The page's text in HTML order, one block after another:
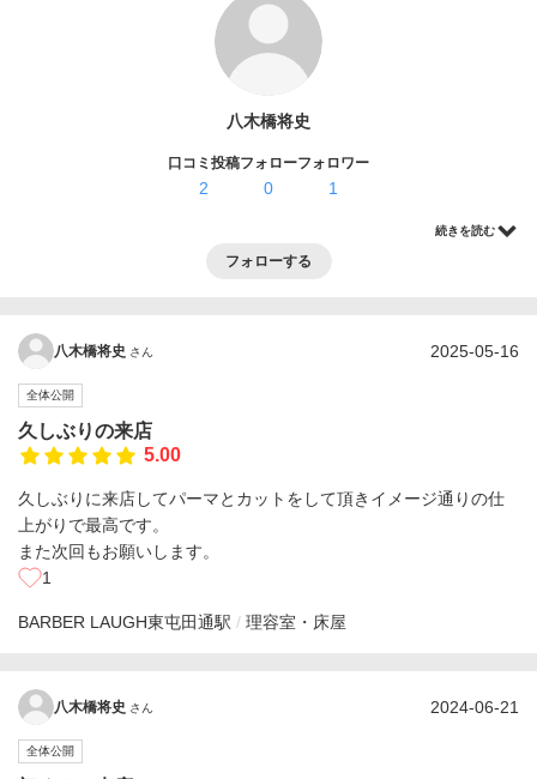
八木橋将史
口コミ投稿
2
フォロー
0
フォロワー
1
続きを読む
フォローする
八木橋将史 さん 2025-05-16
全体公開
久しぶりの来店
5.00
久しぶりに来店してパーマとカットをして頂きイメージ通りの仕
上がりで最高です。
また次回もお願いします。
1
BARBER LAUGH東屯田通駅 理容室・床屋
八木橋将史 さん 2024-06-21
全体公開